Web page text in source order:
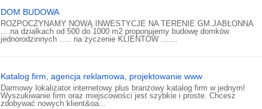
DOM BUDOWA
ROZPOCZYNAMY NOWĄ INWESTYCJE NA TERENIE GM.JABŁONNA
....na dzialkach od 500 do 1000 m2 proponujemy budowę domków
jednorodzinnych ..... na życzenie KLIENTÓW .......
Katalog firm, agencja reklamowa, projektowanie www
Darmowy lokalizator internetowy plus branżowy katalog firm w jednym!
Wyszukiwanie firm oraz miejscowości jest szybkie i proste. Chcesz
zdobywać nowych klient&oa...